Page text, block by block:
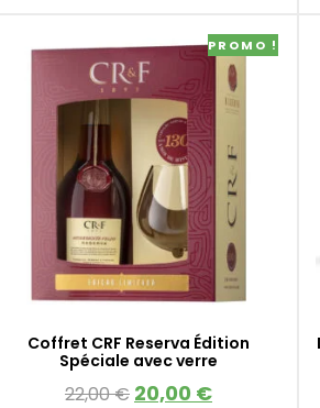
PROMO !
Coffret CRF Reserva Édition
Spéciale avec verre
22,00€ 20,00 €